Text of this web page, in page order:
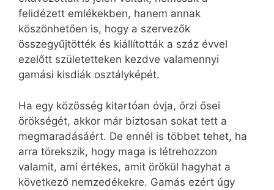
felidézett emlékekben, hanem annak
köszönhetően is, hogy a szervezők
összegyűjtötték és kiállították a száz évvel
ezelőtt születetteken kezdve valamennyi
gamási kisdiák osztályképét.
Ha egy közösség kitartóan óvja, őrzi ősei
örökségét, akkor már biztosan sokat tett a
megmaradásáért. De ennél is többet tehet, ha
arra törekszik, hogy maga is létrehozzon
valamit, ami értékes, amit örökül hagyhat a
következő nemzedékekre. Gamás ezért úgy